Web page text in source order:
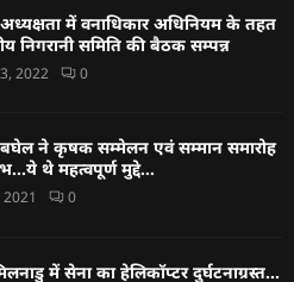
में वनाधिकार अधिनियम के तहत
निगरानी समिति की बैठक सम्पन्न
2022 0
ने कृषक सम्मेलन एवं सम्मान समारोह
थे महत्वपूर्ण मुद्दे…
0
में सेना का हेलिकॉप्टर दुर्घटनाग्रस्त…